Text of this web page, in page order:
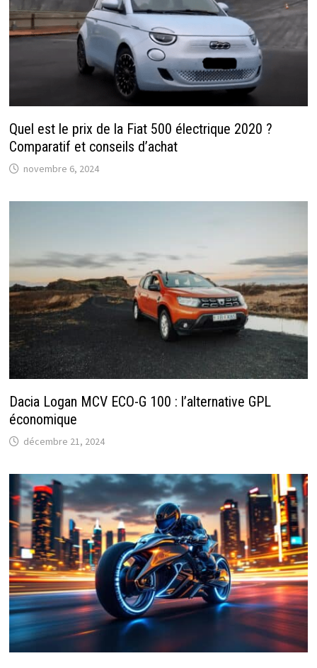
Quel est le prix de la Fiat 500 électrique 2020 ?
Comparatif et conseils d’achat
novembre 6, 2024
Dacia Logan MCV ECO-G 100 : l’alternative GPL
économique
décembre 21, 2024